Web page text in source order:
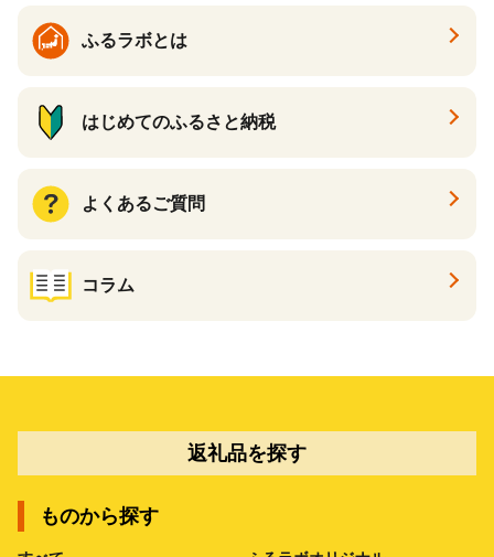
ふるラボとは
はじめてのふるさと納税
よくあるご質問
コラム
返礼品を探す
ものから探す